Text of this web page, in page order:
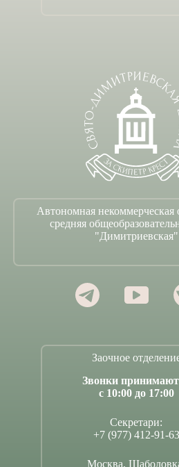
Автономная некоммерческая
средняя
"Димитриевская"
Заочное
Звонки
с 10:00 до 17:00
Секретари:
+7 (977) 412-91-63
Москва,